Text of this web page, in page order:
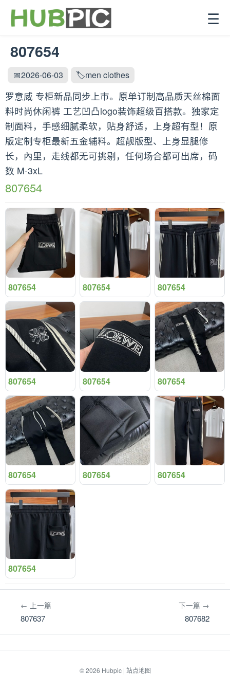
☰
807654
📅2026-06-03 🏷️men clothes
罗意威 专柜新品同步上市。原单订制高品质天丝棉面
料时尚休闲裤 工艺凹凸logo装饰超级百搭款。独家定
制面料，手感细腻柔软，贴身舒适，上身超有型！原
版定制专柜最新五金辅料。超靓版型、上身显腿修
长，內里，走线都无可挑剔，任何场合都可出席，码
数 M-3xL
807654
807654 807654 807654
807654 807654 807654
807654 807654 807654
807654
← 上一篇
807637
下一篇 →
807682
© 2026 Hubpic| 站点地图